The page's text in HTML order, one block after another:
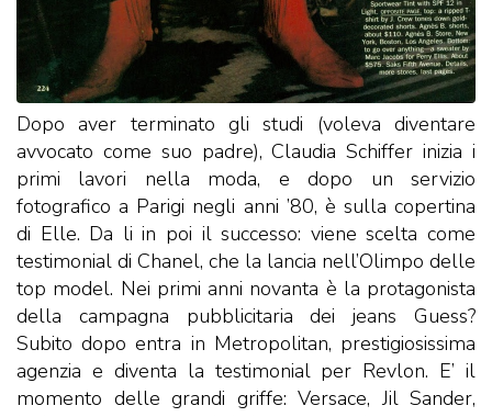
Dopo aver terminato gli studi (voleva diventare
avvocato come suo padre), Claudia Schiffer inizia i
primi lavori nella moda, e dopo un servizio
fotografico a Parigi negli anni ’80, è sulla copertina
di Elle. Da li in poi il successo: viene scelta come
testimonial di Chanel, che la lancia nell’Olimpo delle
top model. Nei primi anni novanta è la protagonista
della campagna pubblicitaria dei jeans Guess?
Subito dopo entra in Metropolitan, prestigiosissima
agenzia e diventa la testimonial per Revlon. E’ il
momento delle grandi griffe: Versace, Jil Sander,